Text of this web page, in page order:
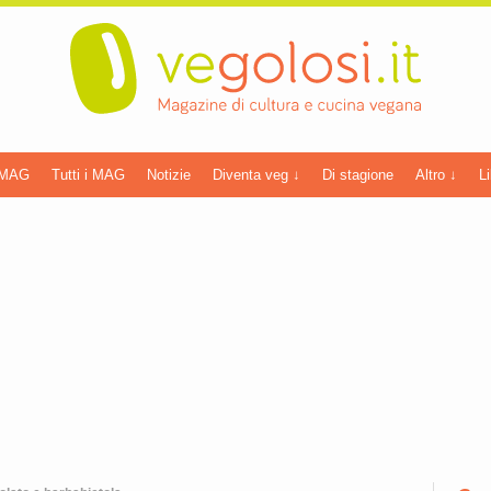
Tutti i MAG Notizie Diventa veg ↓ Di stagione Altro ↓